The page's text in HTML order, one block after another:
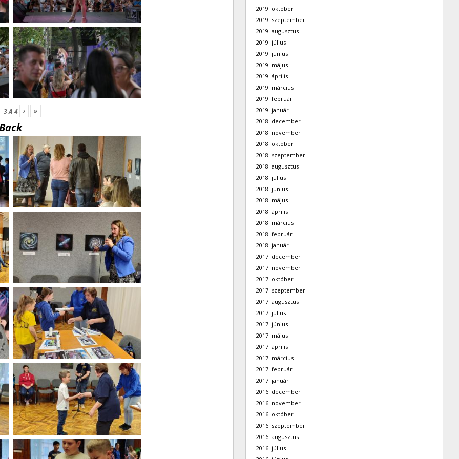
3A 4 › »
2019. október
2019. szeptember
2019. augusztus
2019. július
2019. június
2019. május
2019. április
2019. március
2019. február
2019. január
2018. december
2018. november
2018. október
2018. szeptember
2018. augusztus
2018. július
2018. június
2018. május
2018. április
2018. március
2018. február
2018. január
2017. december
2017. november
2017. október
2017. szeptember
2017. augusztus
2017. július
2017. június
2017. május
2017. április
2017. március
2017. február
2017. január
2016. december
2016. november
2016. október
2016. szeptember
2016. augusztus
2016. július